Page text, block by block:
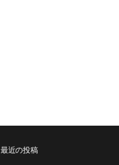
最近の投稿